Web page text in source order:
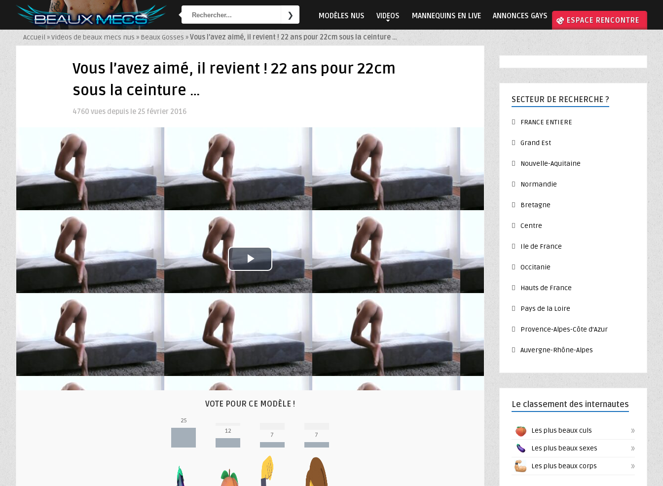
MODÈLES NUS VIDEOS MANNEQUINS EN LIVE ANNONCES GAYS ⚣ ESPACE RENCONTRE
Accueil »Videos de beaux mecs nus » Beaux Gosses »Vous l’avez aimé, il revient ! 22 ans pour 22cm sous la ceinture …
Vous l’avez aimé, il revient ! 22 ans pour 22cm
sous la ceinture …
4760 vues depuis le 25 février 2016
Play
Video
VOTE POUR CE MODÈLE !
25
12
7 7
SECTEUR DE RECHERCHE ?
FRANCE ENTIERE
Grand Est
Nouvelle-Aquitaine
Normandie
Bretagne
Centre
Ile de France
Occitanie
Hauts de France
Pays de la Loire
Provence-Alpes-Côte d’Azur
Auvergne-Rhône-Alpes
Le classement des internautes
Les plus beaux culs »
Les plus beaux sexes »
Les plus beaux corps »